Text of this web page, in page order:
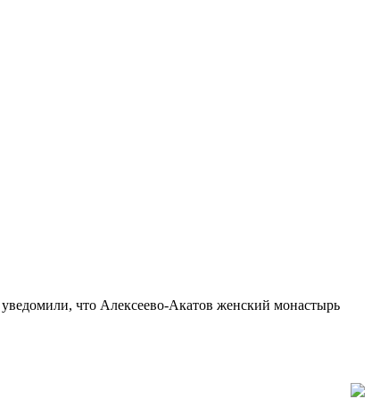
что Алексеево-Акатов женский монастырь